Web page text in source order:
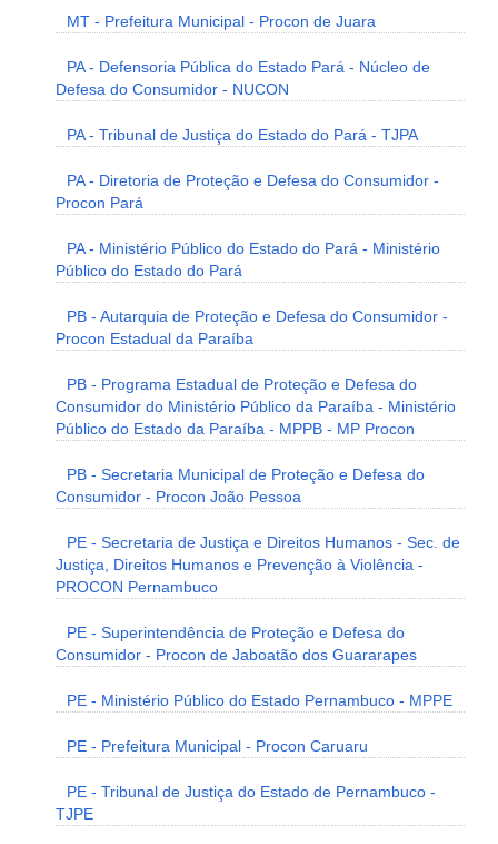
MT - Prefeitura Municipal - Procon de Juara
PA - Defensoria Pública do Estado Pará - Núcleo de
Defesa do Consumidor - NUCON
PA - Tribunal de Justiça do Estado do Pará - TJPA
PA - Diretoria de Proteção e Defesa do Consumidor -
Procon Pará
PA - Ministério Público do Estado do Pará - Ministério
Público do Estado do Pará
PB - Autarquia de Proteção e Defesa do Consumidor -
Procon Estadual da Paraíba
PB - Programa Estadual de Proteção e Defesa do
Consumidor do Ministério Público da Paraíba - Ministério
Público do Estado da Paraíba - MPPB - MP Procon
PB - Secretaria Municipal de Proteção e Defesa do
Consumidor - Procon João Pessoa
PE - Secretaria de Justiça e Direitos Humanos - Sec. de
Justiça, Direitos Humanos e Prevenção à Violência -
PROCON Pernambuco
PE - Superintendência de Proteção e Defesa do
Consumidor - Procon de Jaboatão dos Guararapes
PE - Ministério Público do Estado Pernambuco - MPPE
PE - Prefeitura Municipal - Procon Caruaru
PE - Tribunal de Justiça do Estado de Pernambuco -
TJPE